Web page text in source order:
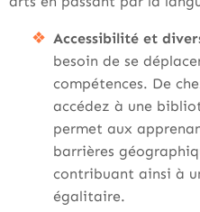
Accessibilité et
besoin de se
compétences. De
accédez à une
permet aux
barrières
contribuant ainsi à
égalitaire.